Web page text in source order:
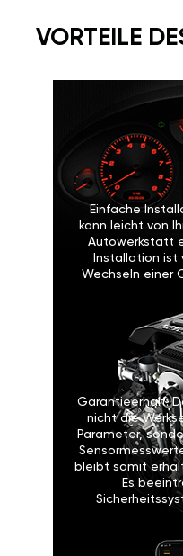
VORTEILE
Einfache
kann leicht von
Autowerkstatt
Installation ist
Wechseln einer
Garantieerhalt:
nicht die
Parameter,
bleibt somit
Es